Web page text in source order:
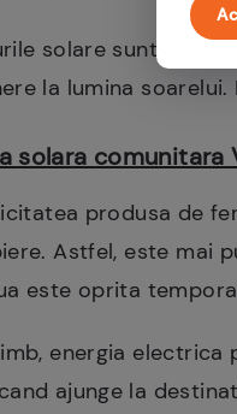
solare sunt
la lumina
solara comunitara
produsa de
Astfel, este mai
este oprita
energia
ajunge la